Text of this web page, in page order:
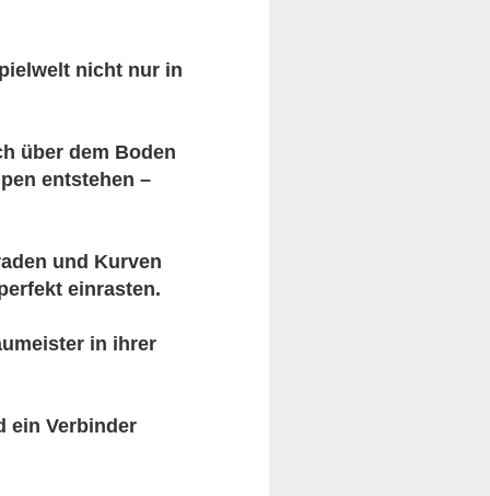
nicht nur in
über dem Boden
entstehen –
und Kurven
einrasten.
in ihrer
ein Verbinder